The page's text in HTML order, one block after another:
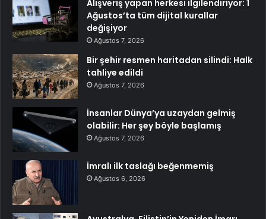
Alışveriş yapan herkesi ilgilendiriyor: 1
Ağustos’ta tüm dijital kurallar
değişiyor
Ağustos 7, 2026
Bir şehir resmen haritadan silindi: Halk
tahliye edildi
Ağustos 7, 2026
İnsanlar Dünya’ya uzaydan gelmiş
olabilir: Her şey böyle başlamış
Ağustos 7, 2026
İmralı ilk taslağı beğenmemiş
Ağustos 6, 2026